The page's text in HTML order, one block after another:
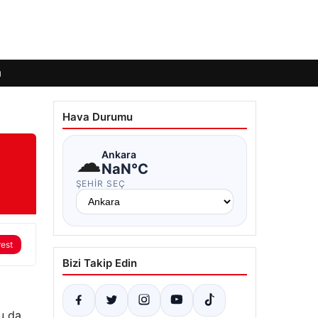
da
Hava Durumu
☁Ankara
NaN°C
ŞEHIR SEÇ
Bizi Takip Edin